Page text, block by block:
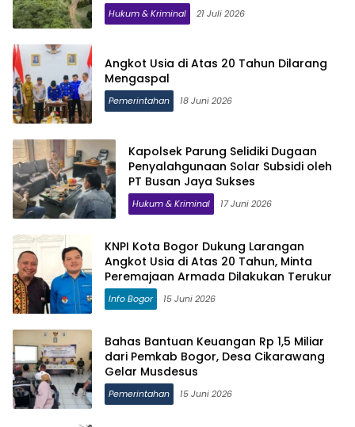
Hukum & Kriminal 21 Juli 2026
Angkot Usia di Atas 20 Tahun Dilarang
Mengaspal
Pemerintahan 18 Juni 2026
Kapolsek Parung Selidiki Dugaan
Penyalahgunaan Solar Subsidi oleh
PT Busan Jaya Sukses
Hukum & Kriminal 17 Juni 2026
KNPI Kota Bogor Dukung Larangan
Angkot Usia di Atas 20 Tahun, Minta
Peremajaan Armada Dilakukan Terukur
Info Bogor 15 Juni 2026
Bahas Bantuan Keuangan Rp 1,5 Miliar
dari Pemkab Bogor, Desa Cikarawang
Gelar Musdesus
Pemerintahan 15 Juni 2026